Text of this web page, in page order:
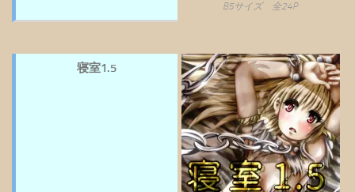
B5サイズ 全24P
寝室1.5